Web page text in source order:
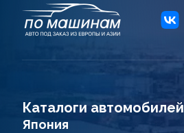
Каталоги автомобилей
Япония